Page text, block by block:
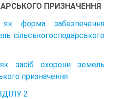
ПРИЗНАЧЕННЯ
як форма забезпечення
сільськогосподарського
засіб охорони земель
призначення
2